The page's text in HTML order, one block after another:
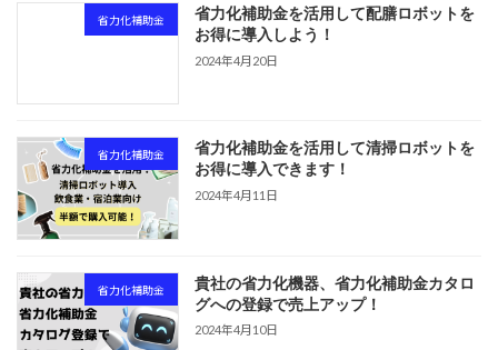
省力化補助金
省力化補助金を活用して配膳ロボットを
お得に導入しよう！
2024年4月20日
省力化補助金
省力化補助金を活用して清掃ロボットを
お得に導入できます！
2024年4月11日
省力化補助金
貴社の省力化機器、省力化補助金カタロ
グへの登録で売上アップ！
2024年4月10日